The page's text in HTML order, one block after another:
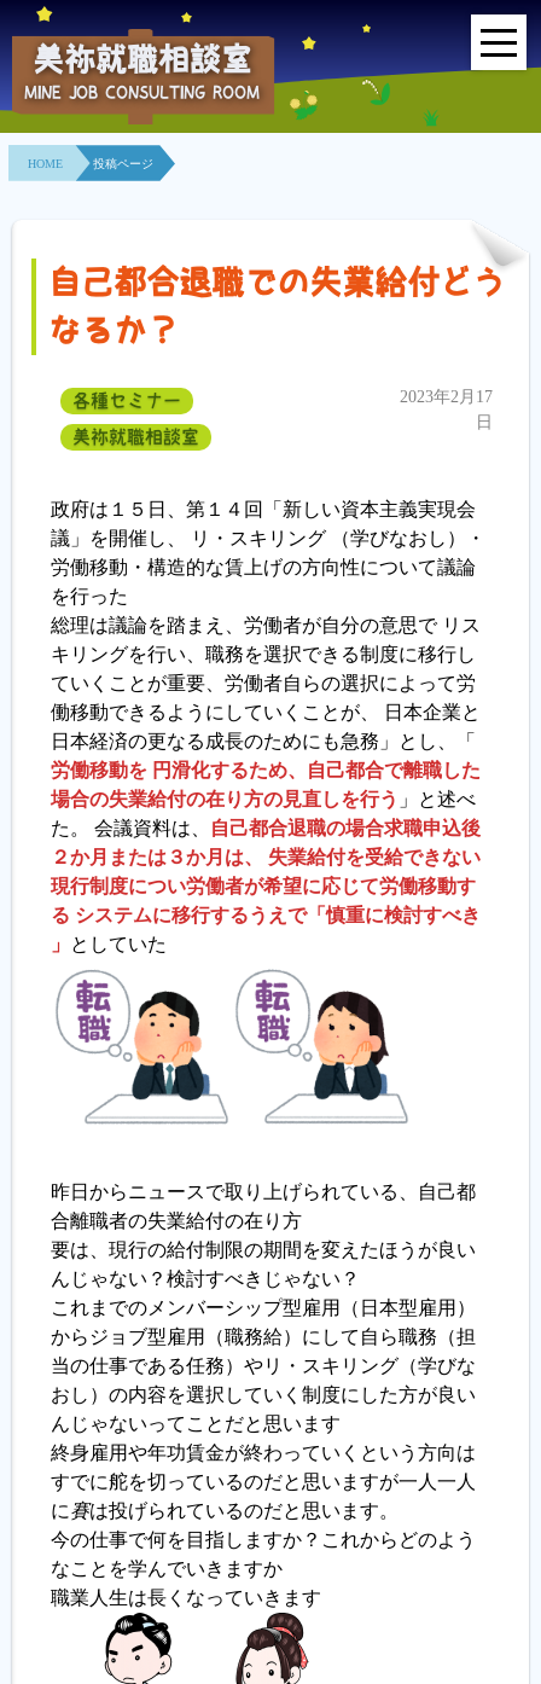
HOME
事業所紹介
相談室とは？
地域連携事業
各種セミナー
履歴書ジェネレーター
美祢就職相談室
MINE JOB CONSULTING ROOM
HOME 投稿ページ
自己都合退職での失業給付どう
なるか？
各種セミナー
美祢就職相談室
2023年2月17
日
政府は１５日、第１４回「新しい資本主義実現会
議」を開催し、 リ・スキリング （学びなおし）・
労働移動・構造的な賃上げの方向性について議論
を行った
総理は議論を踏まえ、労働者が自分の意思で リス
キリングを行い、職務を選択できる制度に移行し
ていくことが重要、労働者自らの選択によって労
働移動できるようにしていくことが、 日本企業と
日本経済の更なる成長のためにも急務」とし、「
労働移動を 円滑化するため、自己都合で離職した
場合の失業給付の在り方の見直しを行う 」と述べ
た。 会議資料は、
自己都合退職の場合求職申込後
２か月または３か月は、 失業給付を受給できない
現行制度につい労働者が希望に応じて労働移動す
る システムに移行するうえで「慎重に検討すべき
」
としていた
昨日からニュースで取り上げられている、自己都
合離職者の失業給付の在り方
要は、現行の給付制限の期間を変えたほうが良い
んじゃない？検討すべきじゃない？
これまでのメンバーシップ型雇用（日本型雇用）
からジョブ型雇用（職務給）にして自ら職務（担
当の仕事である任務）やリ・スキリング（学びな
おし）の内容を選択していく制度にした方が良い
んじゃないってことだと思います
終身雇用や年功賃金が終わっていくという方向は
すでに舵を切っているのだと思いますが一人一人
に賽は投げられているのだと思います。
今の仕事で何を目指しますか？これからどのよう
なことを学んでいきますか
職業人生は長くなっていきます